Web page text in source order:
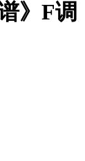
》F调